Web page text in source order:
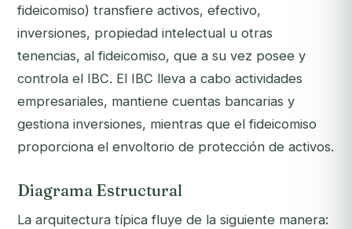
fideicomiso) transfiere activos, efectivo,
inversiones, propiedad intelectual u otras
tenencias, al fideicomiso, que a su vez posee y
controla el IBC. El IBC lleva a cabo actividades
empresariales, mantiene cuentas bancarias y
gestiona inversiones, mientras que el fideicomiso
proporciona el envoltorio de protección de activos.
Diagrama Estructural
La arquitectura típica fluye de la siguiente manera: